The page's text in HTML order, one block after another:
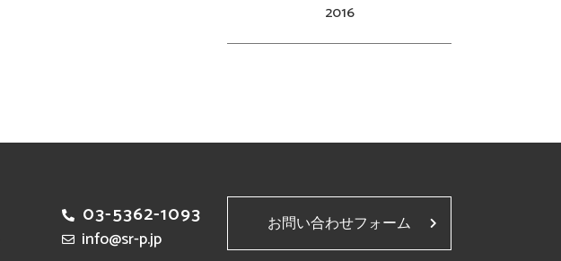
2016
03-5362-1093
info@sr-p.jp
お問い合わせフォーム